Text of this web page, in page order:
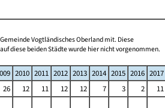
Vogtländisches Oberland mit. Diese
diese beiden Städte wurde hier nicht vorgenommen.
2010 2011 2012 2013 2014 2015 2016 2017
26 12 11 12 12 7 3 2
11